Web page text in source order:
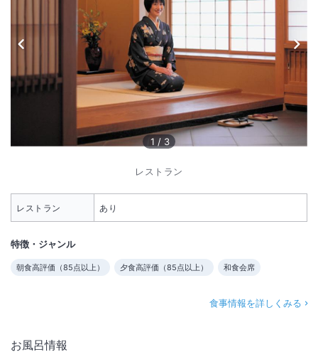
1 / 3
レストラン
レストラン あり
特徴・ジャンル
朝食高評価（85点以上） 夕食高評価（85点以上） 和食会席
食事情報を詳しくみる
お風呂情報